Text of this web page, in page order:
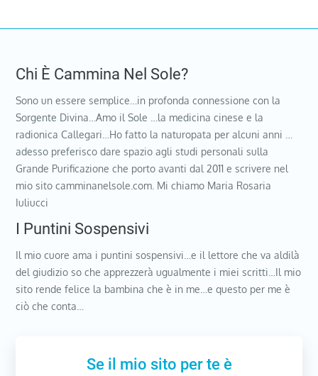
Chi È Cammina Nel Sole?
Sono un essere semplice…in profonda connessione con la
Sorgente Divina…Amo il Sole …la medicina cinese e la
radionica Callegari…Ho fatto la naturopata per alcuni anni …
adesso preferisco dare spazio agli studi personali sulla
Grande Purificazione che porto avanti dal 2011 e scrivere nel
mio sito camminanelsole.com. Mi chiamo Maria Rosaria
Iuliucci
I Puntini Sospensivi
Il mio cuore ama i puntini sospensivi…e il lettore che va aldilà
del giudizio so che apprezzerà ugualmente i miei scritti…Il mio
sito rende felice la bambina che è in me…e questo per me è
ciò che conta…
Se il mio sito per te è